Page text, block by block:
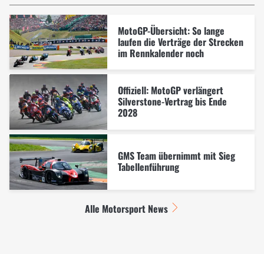
MotoGP-Übersicht: So lange
laufen die Verträge der Strecken
im Rennkalender noch
Offiziell: MotoGP verlängert
Silverstone-Vertrag bis Ende
2028
GMS Team übernimmt mit Sieg
Tabellenführung
Alle Motorsport News